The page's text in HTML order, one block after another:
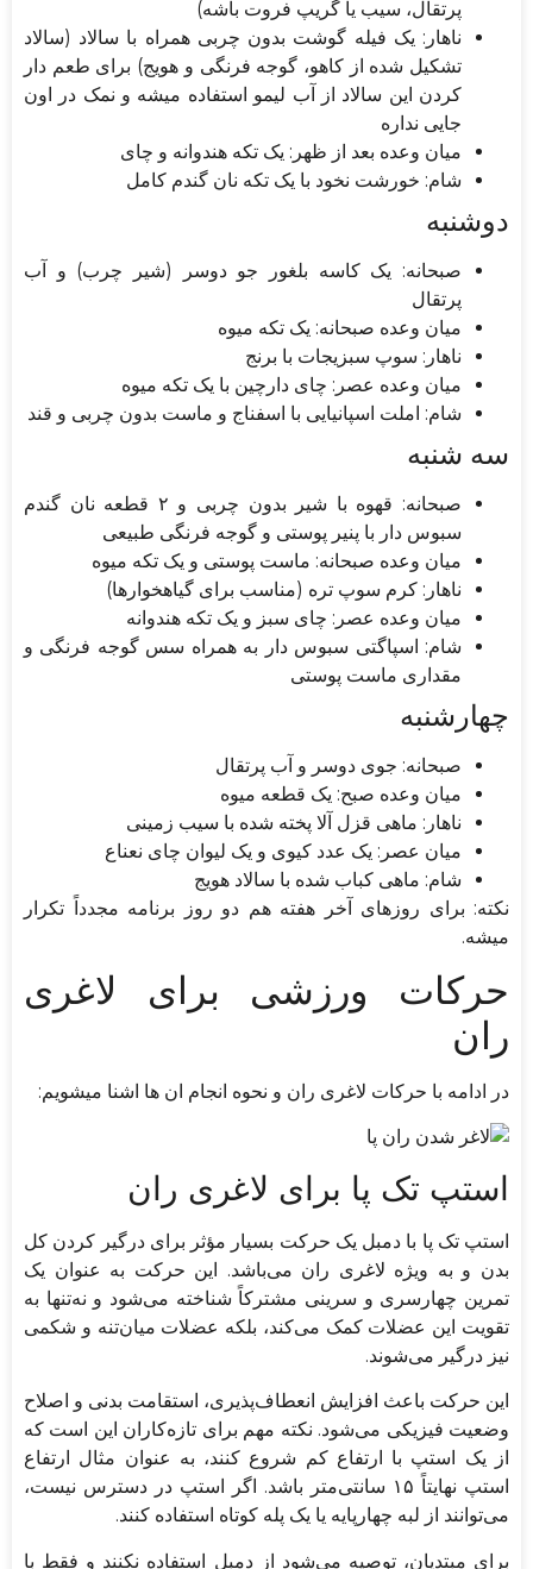
پرتقال، سیب یا گریپ فروت باشه)
ناهار: یک فیله گوشت بدون چربی همراه با سالاد (سالاد
تشکیل شده از کاهو، گوجه فرنگی و هویج) برای طعم دار
کردن این سالاد از آب لیمو استفاده میشه و نمک در اون
جایی نداره
میان وعده بعد از ظهر: یک تکه هندوانه و چای
شام: خورشت نخود با یک تکه نان گندم کامل
دوشنبه
صبحانه: یک کاسه بلغور جو دوسر (شیر چرب) و آب
پرتقال
میان وعده صبحانه: یک تکه میوه
ناهار: سوپ سبزیجات با برنج
میان وعده عصر: چای دارچین با یک تکه میوه
شام: املت اسپانیایی با اسفناج و ماست بدون چربی و قند
سه شنبه
صبحانه: قهوه با شیر بدون چربی و ۲ قطعه نان گندم
سبوس دار با پنیر پوستی و گوجه فرنگی طبیعی
میان وعده صبحانه: ماست پوستی و یک تکه میوه
ناهار: کرم سوپ تره (مناسب برای گیاهخوارها)
میان وعده عصر: چای سبز و یک تکه هندوانه
شام: اسپاگتی سبوس دار به همراه سس گوجه فرنگی و
مقداری ماست پوستی
چهارشنبه
صبحانه: جوی دوسر و آب پرتقال
میان وعده صبح: یک قطعه میوه
ناهار: ماهی قزل آلا پخته شده با سیب زمینی
میان عصر: یک عدد کیوی و یک لیوان چای نعناع
شام: ماهی کباب شده با سالاد هویج
نکته: برای روزهای آخر هفته هم دو روز برنامه مجدداً تکرار
میشه.
حرکات ورزشی برای لاغری
ران
در ادامه با حرکات لاغری ران و نحوه انجام ان ها اشنا میشویم:
استپ تک پا برای لاغری ران
استپ تک پا با دمبل یک حرکت بسیار مؤثر برای درگیر کردن کل
بدن و به ویژه لاغری ران می‌باشد. این حرکت به عنوان یک
تمرین چهارسری و سرینی مشترکاً شناخته می‌شود و نه‌تنها به
تقویت این عضلات کمک می‌کند، بلکه عضلات میان‌تنه و شکمی
نیز درگیر می‌شوند.
این حرکت باعث افزایش انعطاف‌پذیری، استقامت بدنی و اصلاح
وضعیت فیزیکی می‌شود. نکته مهم برای تازه‌کاران این است که
از یک استپ با ارتفاع کم شروع کنند، به عنوان مثال ارتفاع
استپ نهایتاً ۱۵ سانتی‌متر باشد. اگر استپ در دسترس نیست،
می‌توانند از لبه چهارپایه یا یک پله کوتاه استفاده کنند.
برای مبتدیان، توصیه می‌شود از دمبل استفاده نکنند و فقط با